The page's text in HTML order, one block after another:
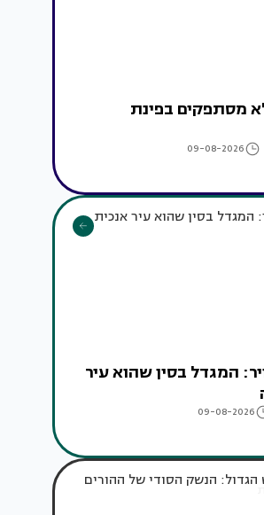
מסתפקים בפינת
09-08-2026
המגדל בסין שהוא עיר
09-08-2026